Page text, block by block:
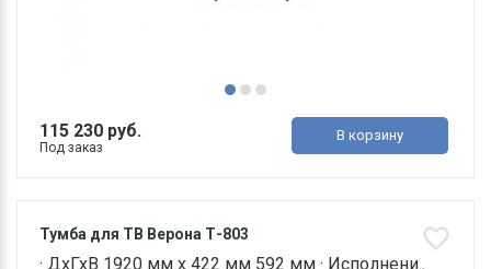
115 230 руб.
Под заказ
В корзину
Тумба для ТВ Верона Т-803
· ДхГхВ 1920 мм х 422 мм 592 мм · Исполнени..